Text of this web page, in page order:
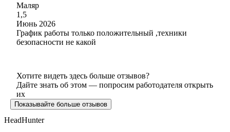
Маляр
1,5
Июнь 2026
График работы только положительный ,техники
безопасности не какой
Хотите видеть здесь больше отзывов?
Дайте знать об этом — попросим работодателя открыть
их
Показывайте больше отзывов
HeadHunter